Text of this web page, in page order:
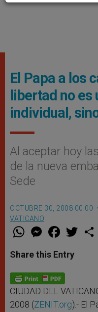
El Papa a los
libertad no
individual,
Al aceptar hoy
de la nueva
Sede
OCTUBRE 30, 2008 00:00
VATICANO
W
t
s
p
p
M
e
s
e
g
e
r
F
a
e
b
o
k
w
Share this Entry
CIUDAD DEL
2008 (ZENIT.org).- El